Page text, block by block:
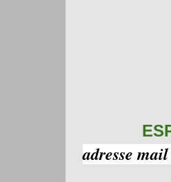
adresse